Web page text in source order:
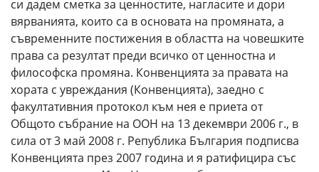
си дадем сметка за ценностите, нагласите и дори
вярванията, които са в основата на промяната, а
съвременните постижения в областта на човешките
права са резултат преди всичко от ценностна и
философска промяна. Конвенцията за правата на
хората с увреждания (Конвенцията), заедно с
факултативния протокол към нея е приета от
Общото събрание на ООН на 13 декември 2006 г., в
сила от 3 май 2008 г. Република България подписва
Конвенцията през 2007 година и я ратифицира със